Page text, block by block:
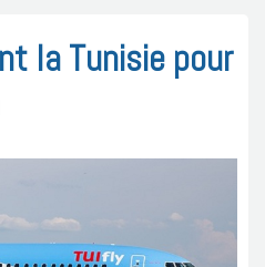
la Tunisie pour